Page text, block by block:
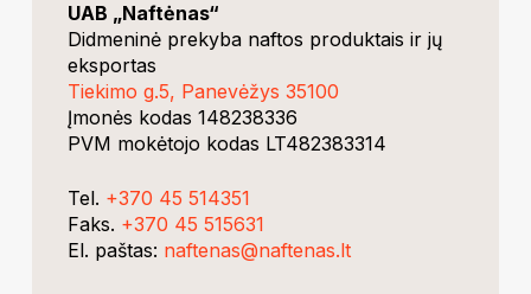
UAB „Naftėnas“
Didmeninė prekyba naftos produktais ir jų
eksportas
Tiekimo g.5, Panevėžys 35100
Įmonės kodas 148238336
PVM mokėtojo kodas LT482383314
Tel. +370 45 514351
Faks. +370 45 515631
El. paštas: naftenas@naftenas.lt